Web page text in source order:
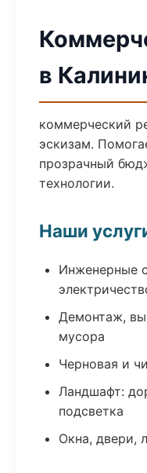
в
коммерческий
эскизам.
прозрачный
технологии.
Наши
Инженерные
Демонтаж,
мусора
Черновая и
Ландшафт:
подсветка
Окна, двери,